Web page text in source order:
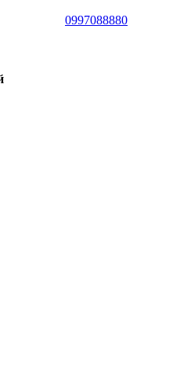
0997088880